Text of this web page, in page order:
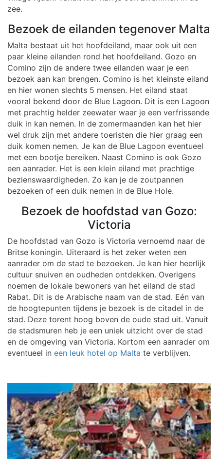
zee.
Bezoek de eilanden tegenover Malta
Malta bestaat uit het hoofdeiland, maar ook uit een
paar kleine eilanden rond het hoofdeiland. Gozo en
Comino zijn de andere twee eilanden waar je een
bezoek aan kan brengen. Comino is het kleinste eiland
en hier wonen slechts 5 mensen. Het eiland staat
vooral bekend door de Blue Lagoon. Dit is een Lagoon
met prachtig helder zeewater waar je een verfrissende
duik in kan nemen. In de zomermaanden kan het hier
wel druk zijn met andere toeristen die hier graag een
duik komen nemen. Je kan de Blue Lagoon eventueel
met een bootje bereiken. Naast Comino is ook Gozo
een aanrader. Het is een klein eiland met prachtige
bezienswaardigheden. Zo kan je de zoutpannen
bezoeken of een duik nemen in de Blue Hole.
Bezoek de hoofdstad van Gozo:
Victoria
De hoofdstad van Gozo is Victoria vernoemd naar de
Britse koningin. Uiteraard is het zeker weten een
aanrader om de stad te bezoeken. Je kan hier heerlijk
cultuur snuiven en oudheden ontdekken. Overigens
noemen de lokale bewoners van het eiland de stad
Rabat. Dit is de Arabische naam van de stad. Eén van
de hoogtepunten tijdens je bezoek is de citadel in de
stad. Deze torent hoog boven de oude stad uit. Vanuit
de stadsmuren heb je een uniek uitzicht over de stad
en de omgeving van Victoria. Kortom een aanrader om
eventueel in een leuk hotel op Malta te verblijven.